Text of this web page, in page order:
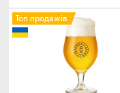
Топ продажів